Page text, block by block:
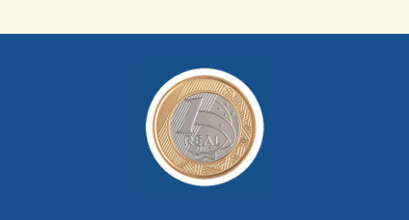
mail mostrando tudo o que fizemos com a sua ajuda
somada a de outras pessoas.
saiba mais